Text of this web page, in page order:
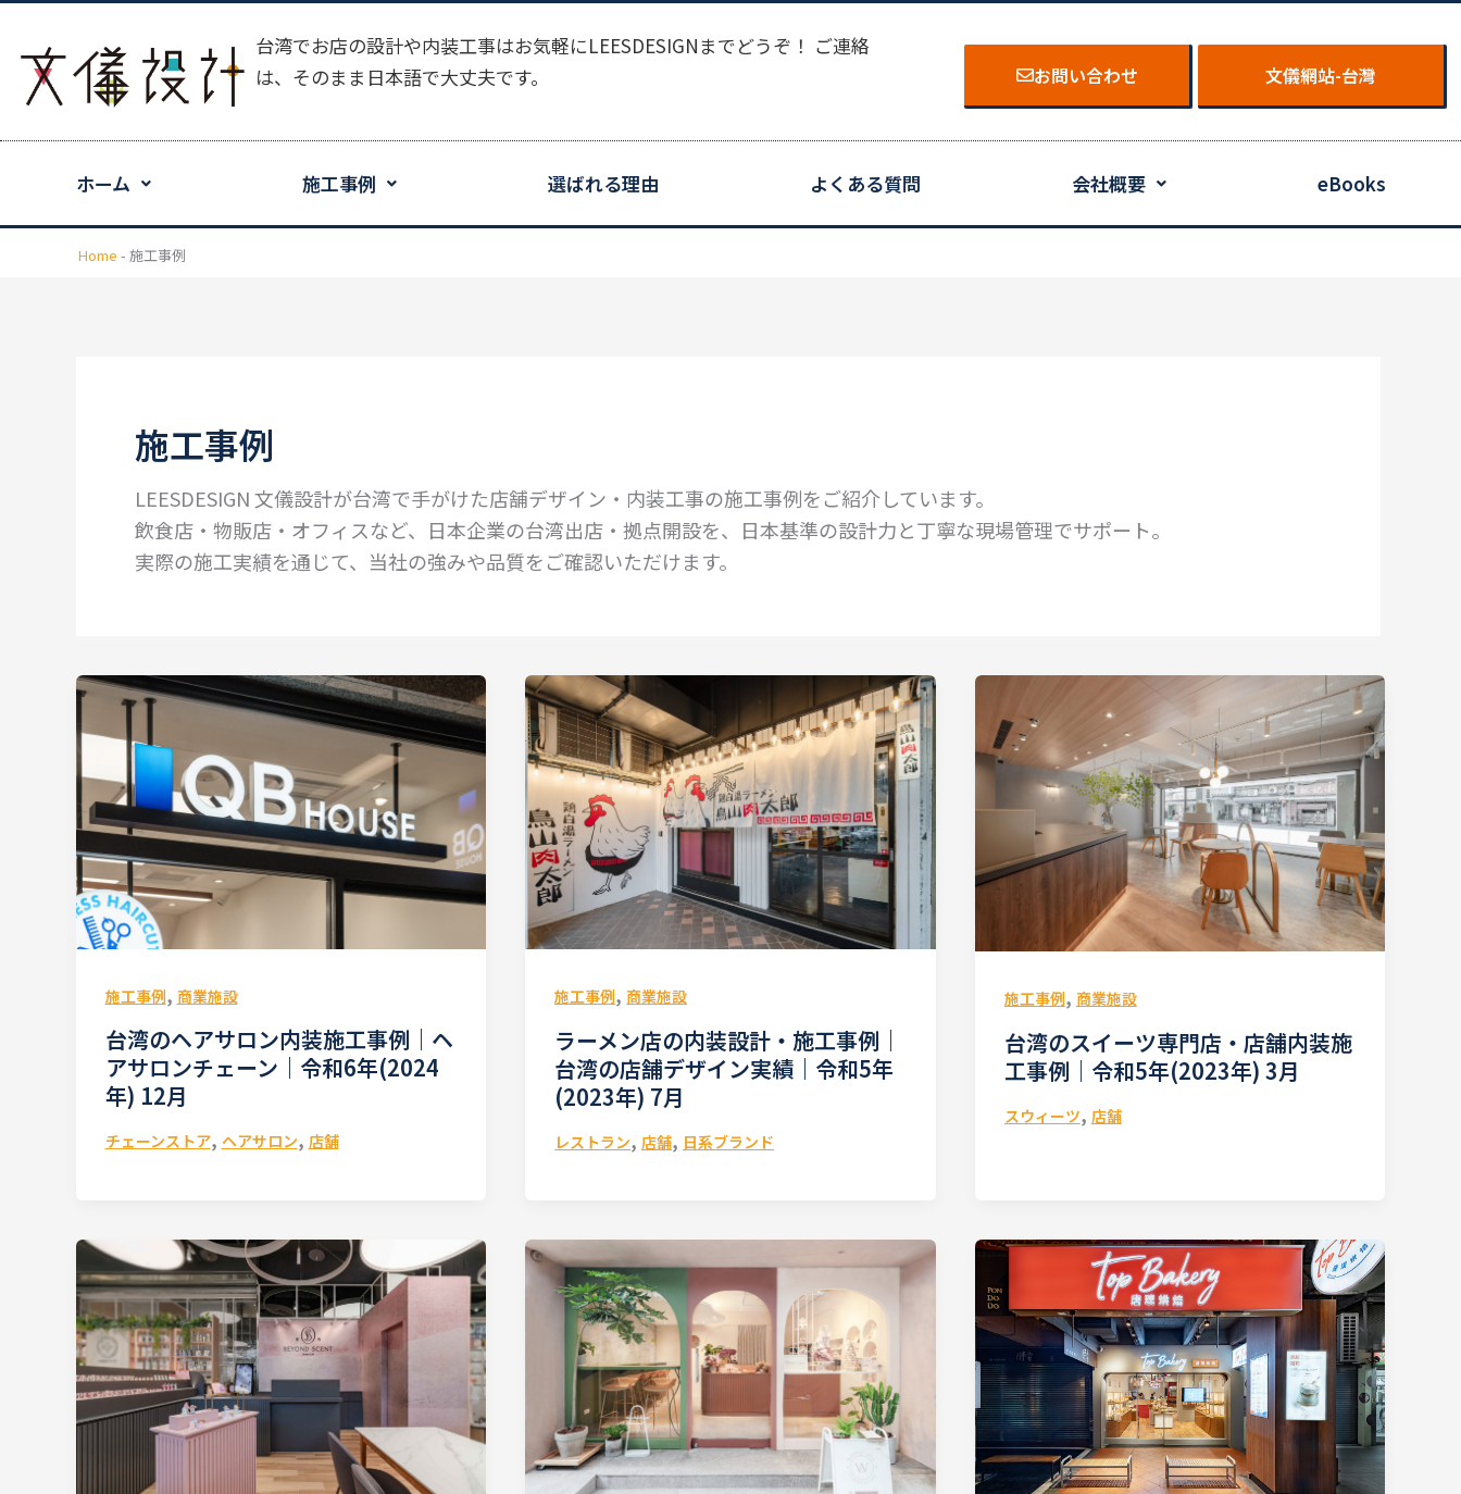
キ
台湾でお店の設計や内装工事はお気軽にLEESDESIGNまでどうぞ！ ご連絡
は、そのまま日本語で大丈夫です。
お問い合わせ 文儀網站-台灣
ホーム 施工事例 選ばれる理由 よくある質問 会社概要 eBooks
Home - 施工事例
施工事例
LEESDESIGN 文儀設計が台湾で手がけた店舗デザイン・内装工事の施工事例をご紹介しています。
飲食店・物販店・オフィスなど、日本企業の台湾出店・拠点開設を、日本基準の設計力と丁寧な現場管理でサポート。
実際の施工実績を通じて、当社の強みや品質をご確認いただけます。
施工事例, 商業施設
台湾のヘアサロン内装施工事例｜ヘ
アサロンチェーン｜令和6年(2024
年) 12月
チェーンストア, ヘアサロン, 店舗
施工事例, 商業施設
ラーメン店の内装設計・施工事例｜
台湾の店舗デザイン実績｜令和5年
(2023年) 7月
レストラン, 店舗, 日系ブランド
施工事例, 商業施設
台湾のスイーツ専門店・店舗内装施
工事例｜令和5年(2023年) 3月
スウィーツ, 店舗